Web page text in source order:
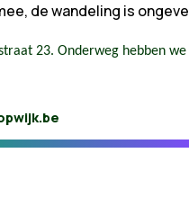
de wandeling is
23. Onderweg hebben